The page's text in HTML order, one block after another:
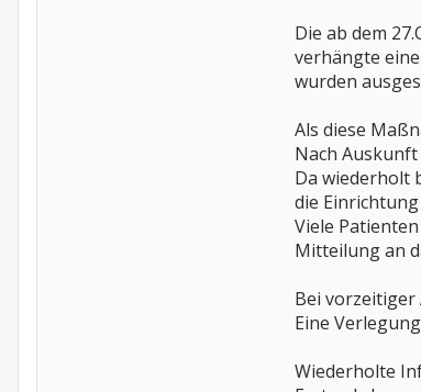
Die ab dem
verhängte
wurden
Als diese
Nach
Da wiederholt
die
Viele
Mitteilung an
Bei vorzeitiger
Eine
Wiederholte